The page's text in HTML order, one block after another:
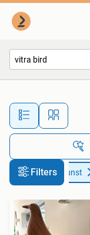
Filters
Antiek en Kunst